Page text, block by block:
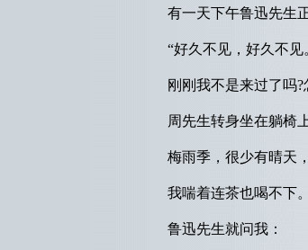
有一天下午鲁迅先生正
“好久不见，好久不见
刚刚我不是来过了吗?
周先生转身坐在躺椅上
梅雨季，很少有晴天，
我喘着连茶也喝不下。
鲁迅先生就问我：